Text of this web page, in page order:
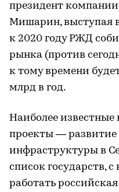
президент
Мишарин, выступая
к 2020 году РЖД
рынка (против
к тому времени
млрд в год.
Наиболее
проекты —
инфраструктуры в
список государств,
работать